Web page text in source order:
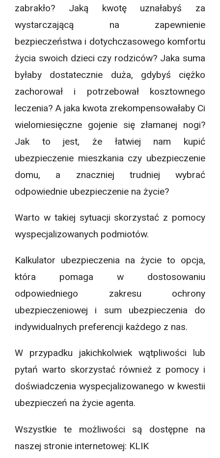
zabrakło? Jaką kwotę uznałabyś za
wystarczającą na zapewnienie
bezpieczeństwa i dotychczasowego komfortu
życia swoich dzieci czy rodziców? Jaka suma
byłaby dostatecznie duża, gdybyś ciężko
zachorował i potrzebował kosztownego
leczenia? A jaka kwota zrekompensowałaby Ci
wielomiesięczne gojenie się złamanej nogi?
Jak to jest, że łatwiej nam kupić
ubezpieczenie mieszkania czy ubezpieczenie
domu, a znaczniej trudniej wybrać
odpowiednie ubezpieczenie na życie?
Warto w takiej sytuacji skorzystać z pomocy
wyspecjalizowanych podmiotów.
Kalkulator ubezpieczenia na życie to opcja,
która pomaga w dostosowaniu
odpowiedniego zakresu ochrony
ubezpieczeniowej i sum ubezpieczenia do
indywidualnych preferencji każdego z nas.
W przypadku jakichkolwiek wątpliwości lub
pytań warto skorzystać również z pomocy i
doświadczenia wyspecjalizowanego w kwestii
ubezpieczeń na życie agenta.
Wszystkie te możliwości są dostępne na
naszej stronie internetowej: KLIK